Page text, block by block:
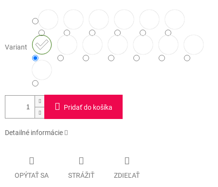
Variant
Pridať do košíka
Detailné informácie
OPÝTAŤ SA STRÁŽIŤ ZDIEĽAŤ